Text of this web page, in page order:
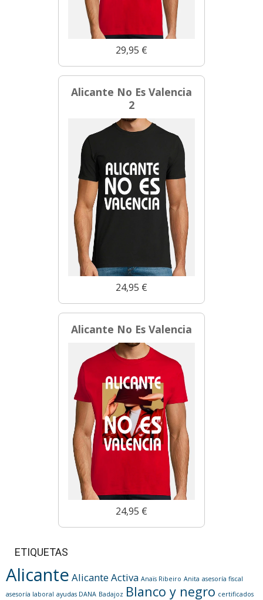
29,95 €
Alicante No Es Valencia
2
24,95 €
Alicante No Es Valencia
24,95 €
ETIQUETAS
Alicante Alicante Activa Anaïs Ribeiro Anita asesoría fiscal
asesoría laboral ayudas DANA Badajoz Blanco y negro certificados